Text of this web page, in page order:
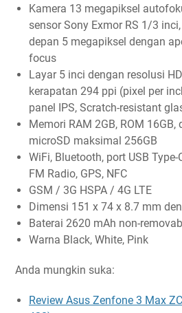
Kamera 13 megapiksel
sensor Sony Exmor RS 1/3
depan 5 megapiksel dengan
focus
Layar 5 inci dengan resolusi
kerapatan 294 ppi (pixel per
panel IPS, Scratch-resistant
Memori RAM 2GB, ROM
microSD maksimal 256GB
WiFi, Bluetooth, port USB
FM Radio, GPS, NFC
GSM / 3G HSPA / 4G LTE
Dimensi 151 x 74 x 8.7 mm
Baterai 2620 mAh non-
Warna Black, White, Pink
Anda mungkin suka:
Review Asus Zenfone 3 Max